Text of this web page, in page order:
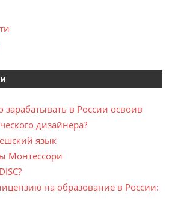
в России освоив
дизайнера?
язык
Монтессори
на образование в России: